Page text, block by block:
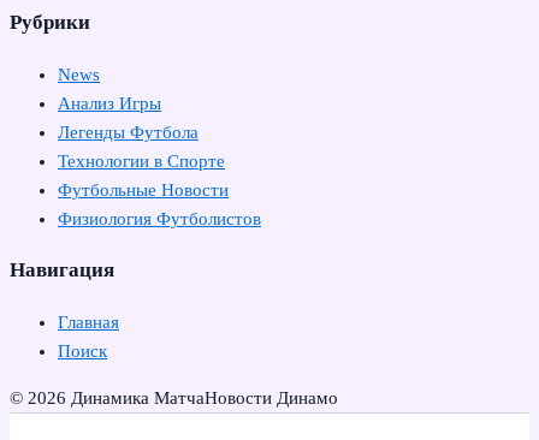
Рубрики
News
Анализ Игры
Легенды Футбола
Технологии в Спорте
Футбольные Новости
Физиология Футболистов
Навигация
Главная
Поиск
© 2026 Динамика МатчаНовости Динамо